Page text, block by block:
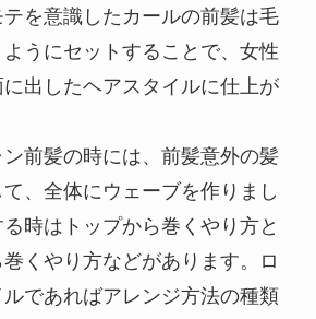
を意識したカールの前髪は毛
うにセットすることで、女性
出したヘアスタイルに仕上が
前髪の時には、前髪意外の髪
、全体にウェーブを作りまし
時はトップから巻くやり方と
くやり方などがあります。ロ
であればアレンジ方法の種類